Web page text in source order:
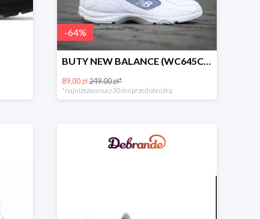
-64%
BUTY NEW BALANCE (WC645CC)
89.00 zł249.00 zł*
*najniższa cena z 30 dni przed obniżką